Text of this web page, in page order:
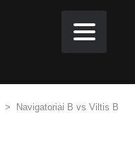
> Navigatoriai B vs Viltis B